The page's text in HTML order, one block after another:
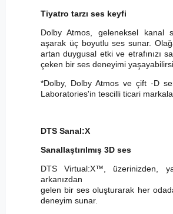
Tiyatro tarzı ses keyfi
Dolby Atmos, geleneksel kanal
aşarak üç boyutlu ses sunar.
artan duygusal etki ve etrafınızı
çeken bir ses deneyimi
*Dolby, Dolby Atmos ve çift ·D
Laboratories'in tescilli ticari
DTS Sanal:X
Sanallaştırılmış 3D ses
DTS Virtual:X™, üzerinizden,
arkanızdan
gelen bir ses oluşturarak her
deneyim sunar.